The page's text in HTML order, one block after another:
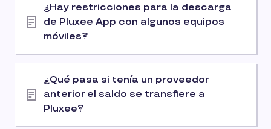
¿Hay restricciones para la descarga
de Pluxee App con algunos equipos
móviles?
¿Qué pasa si tenía un proveedor
anterior el saldo se transfiere a
Pluxee?